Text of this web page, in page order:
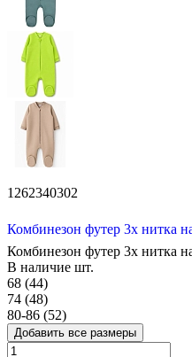
1262340302
Комбинезон футер 3х нитка
Комбинезон футер 3х нитка
В наличие шт.
68 (44)
74 (48)
80-86 (52)
Добавить все размеры